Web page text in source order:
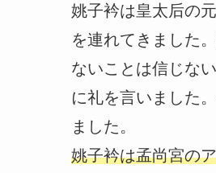
姚子衿は皇太后の
を連れてきました
ないことは信じな
に礼を言いました
ました。
姚子衿は孟尚宮の